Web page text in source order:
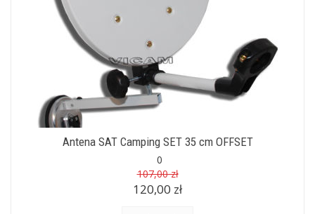
Antena SAT Camping SET 35 cm OFFSET
0
107,00 zł
120,00 zł